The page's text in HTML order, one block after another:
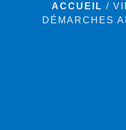
ACCUEIL /
DÉMARCHES